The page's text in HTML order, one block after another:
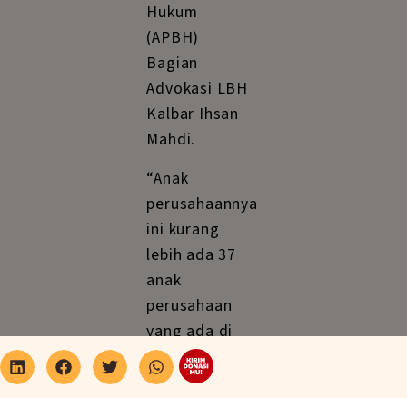
Hukum
(APBH)
Bagian
Advokasi LBH
Kalbar Ihsan
Mahdi.
“Anak
perusahaannya
ini kurang
lebih ada 37
anak
perusahaan
yang ada di
Kalbar.
Masing-